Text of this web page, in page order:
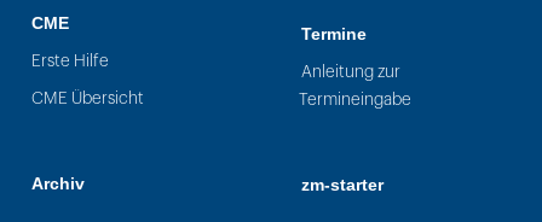
CME
Erste Hilfe
CME Übersicht
Archiv
Termine
Anleitung zur
Termineingabe
zm-starter